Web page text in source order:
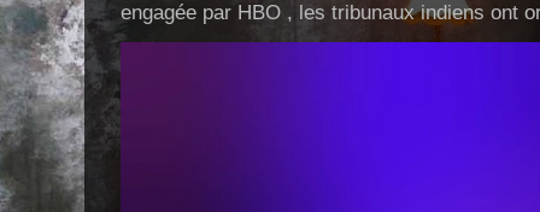
engagée par HBO , les tribunaux indiens ont